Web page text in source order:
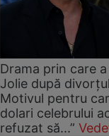
Drama prin care
Jolie după
Motivul pentru
dolari celebrului
refuzat să...”